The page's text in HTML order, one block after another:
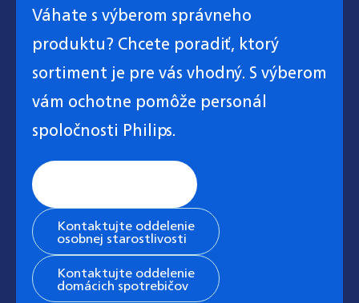
Váhate s výberom správneho
produktu? Chcete poradiť, ktorý
sortiment je pre vás vhodný. S výberom
vám ochotne pomôže personál
spoločnosti Philips.
Kontaktujte oddelenie
osobnej starostlivosti
Kontaktujte oddelenie
domácich spotrebičov